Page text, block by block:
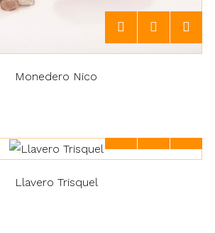
Monedero Nico
Llavero Trisquel